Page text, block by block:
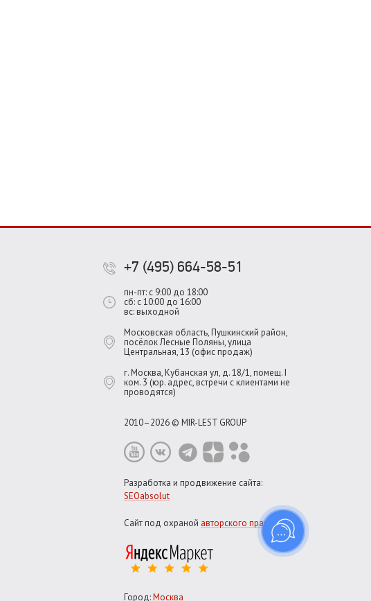
+7 (495) 664-58-51
пн-пт: с 9:00 до 18:00
сб: с 10:00 до 16:00
вс: выходной
Московская область, Пушкинский район,
посёлок Лесные Поляны, улица
Центральная, 13 (офис продаж)
г. Москва, Кубанская ул, д. 18/1, помещ. I
ком. 3 (юр. адрес, встречи с клиентами не
проводятся)
2010–2026 © MIR-LEST GROUP
Разработка и продвижение сайта:
SEOabsolut
Сайт под охраной авторского права
Город:Москва